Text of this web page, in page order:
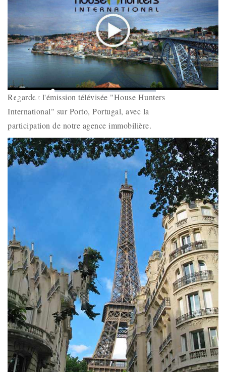
Loaded:
0%
Regardez l'émission télévisée "House Hunters
International" sur Porto, Portugal, avec la
participation de notre agence immobilière.